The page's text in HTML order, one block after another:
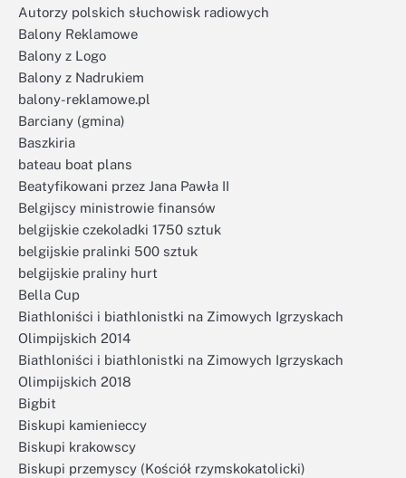
Autorzy polskich słuchowisk radiowych
Balony Reklamowe
Balony z Logo
Balony z Nadrukiem
balony-reklamowe.pl
Barciany (gmina)
Baszkiria
bateau boat plans
Beatyfikowani przez Jana Pawła II
Belgijscy ministrowie finansów
belgijskie czekoladki 1750 sztuk
belgijskie pralinki 500 sztuk
belgijskie praliny hurt
Bella Cup
Biathloniści i biathlonistki na Zimowych Igrzyskach
Olimpijskich 2014
Biathloniści i biathlonistki na Zimowych Igrzyskach
Olimpijskich 2018
Bigbit
Biskupi kamienieccy
Biskupi krakowscy
Biskupi przemyscy (Kościół rzymskokatolicki)